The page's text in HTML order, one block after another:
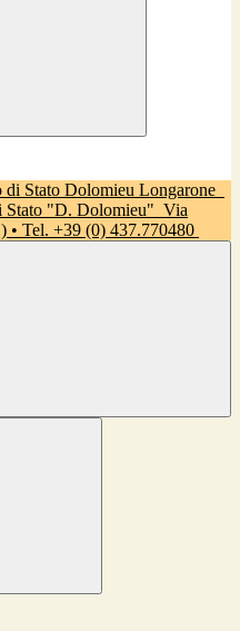
Stato "D. Dolomieu" Via
• Tel. +39 (0) 437.770480